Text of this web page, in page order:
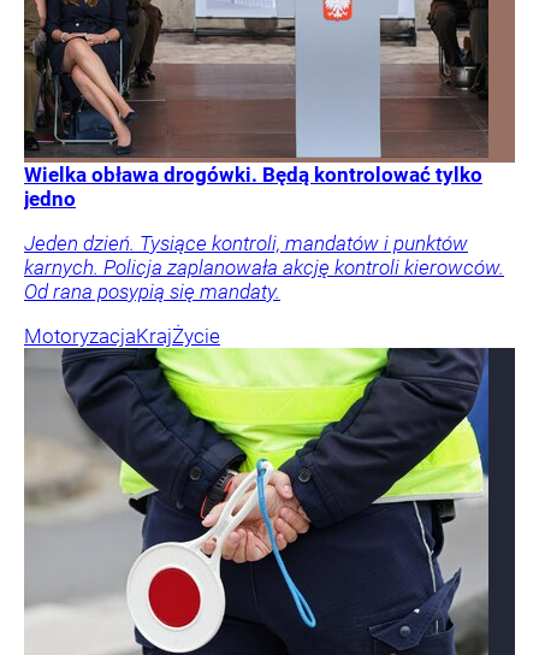
Wielka obława drogówki. Będą kontrolować tylko
jedno
Jeden dzień. Tysiące kontroli, mandatów i punktów
karnych. Policja zaplanowała akcję kontroli kierowców.
Od rana posypią się mandaty.
MotoryzacjaKrajŻycie